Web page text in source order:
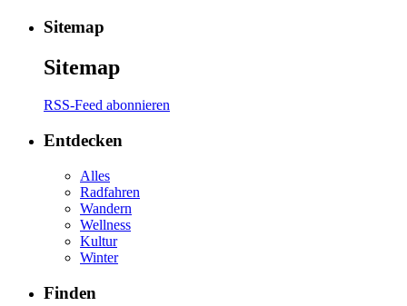
Sitemap
Sitemap
RSS-Feed abonnieren
Entdecken
Alles
Radfahren
Wandern
Wellness
Kultur
Winter
Finden